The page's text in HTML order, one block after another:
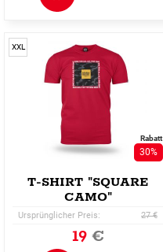
XXL
Rabatt
30%
T-SHIRT "SQUARE
CAMO"
Ursprünglicher Preis: 27 €
19€